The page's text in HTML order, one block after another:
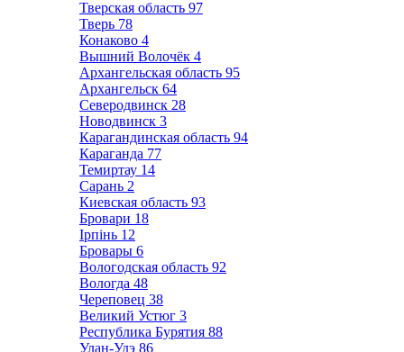
Тверская область 97
Тверь 78
Конаково 4
Вышний Волочёк 4
Архангельская область 95
Архангельск 64
Северодвинск 28
Новодвинск 3
Карагандинская область 94
Караганда 77
Темиртау 14
Сарань 2
Киевская область 93
Бровари 18
Ірпінь 12
Бровары 6
Вологодская область 92
Вологда 48
Череповец 38
Великий Устюг 3
Республика Бурятия 88
Улан-Удэ 86